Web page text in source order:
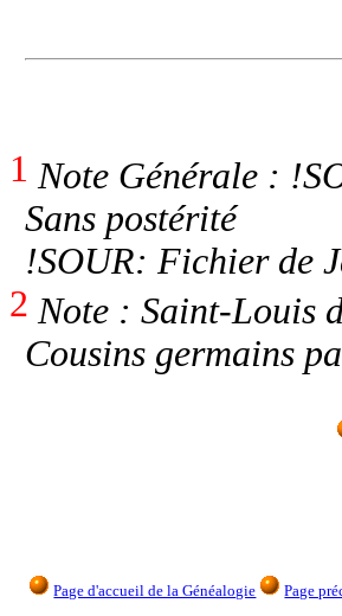
1 Note Générale :
Sans postérité
!SOUR: Fichier de
2 Note : Saint-Louis
Cousins germains
Page d'accueil de la Généalogie Page